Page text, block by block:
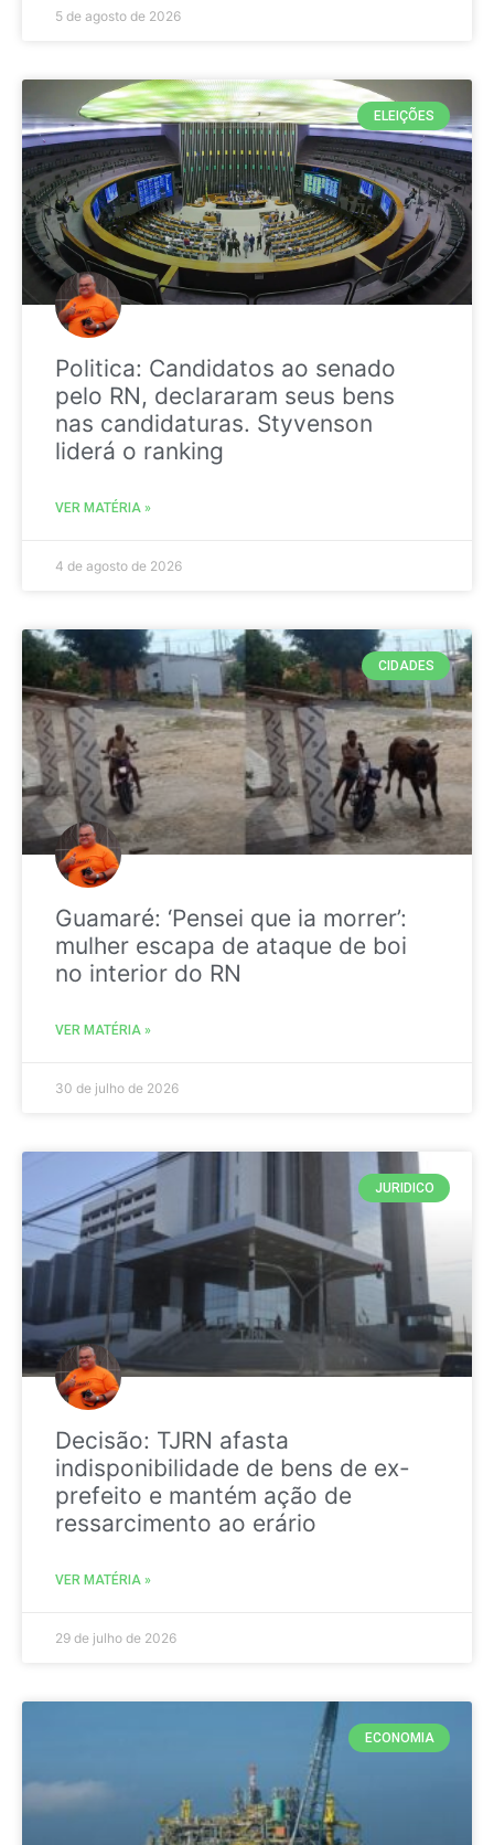
5 de agosto de 2026
ELEIÇÕES
Politica: Candidatos ao senado
pelo RN, declararam seus bens
nas candidaturas. Styvenson
liderá o ranking
VER MATÉRIA »
4 de agosto de 2026
CIDADES
Guamaré: ‘Pensei que ia morrer’:
mulher escapa de ataque de boi
no interior do RN
VER MATÉRIA »
30 de julho de 2026
JURIDICO
Decisão: TJRN afasta
indisponibilidade de bens de ex-
prefeito e mantém ação de
ressarcimento ao erário
VER MATÉRIA »
29 de julho de 2026
ECONOMIA